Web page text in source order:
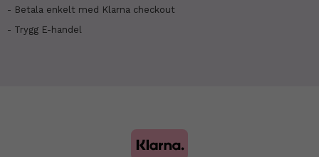
- Betala enkelt med Klarna checkout
- Trygg E-handel